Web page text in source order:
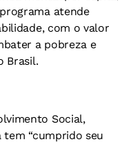
atende
com o valor
a pobreza e
Brasil.
Social,
tem “cumprido seu